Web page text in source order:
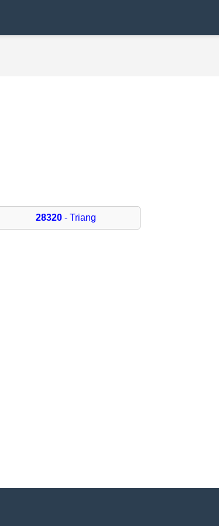
28320 - Triang